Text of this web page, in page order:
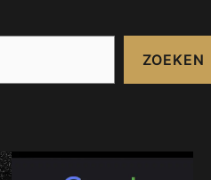
ZOEKEN